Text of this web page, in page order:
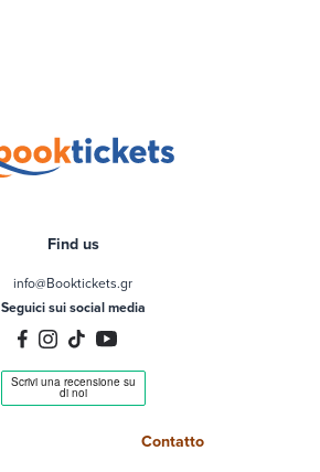
Find us
info@Booktickets.gr
Seguici sui social media
Contatto